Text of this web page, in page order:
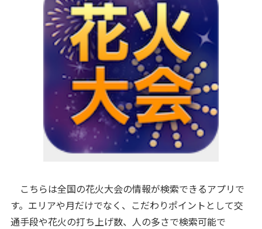
こちらは全国の花火大会の情報が検索できるアプリで
す。エリアや月だけでなく、こだわりポイントとして交
通手段や花火の打ち上げ数、人の多さで検索可能で